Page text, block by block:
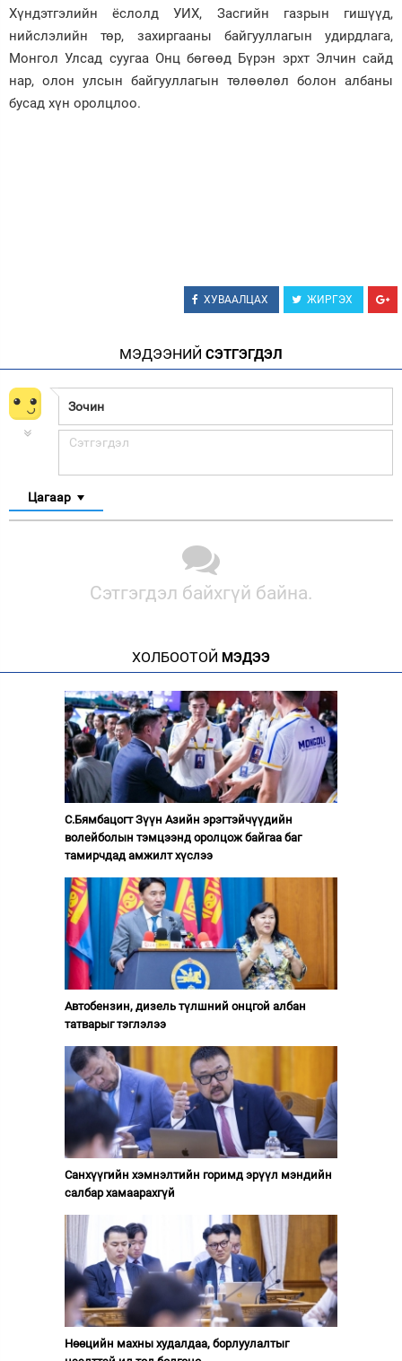
Хүндэтгэлийн ёслолд УИХ, Засгийн газрын гишүүд,
нийслэлийн төр, захиргааны байгууллагын удирдлага,
Монгол Улсад суугаа Онц бөгөөд Бүрэн эрхт Элчин сайд
нар, олон улсын байгууллагын төлөөлөл болон албаны
бусад хүн оролцлоо.
ХУВААЛЦАХ ЖИРГЭХ
МЭДЭЭНИЙ СЭТГЭГДЭЛ
Цагаар
Сэтгэгдэл байхгүй байна.
ХОЛБООТОЙ МЭДЭЭ
С.Бямбацогт Зүүн Азийн эрэгтэйчүүдийн
волейболын тэмцээнд оролцож байгаа баг
тамирчдад амжилт хүслээ
Автобензин, дизель түлшний онцгой албан
татварыг тэглэлээ
Санхүүгийн хэмнэлтийн горимд эрүүл мэндийн
салбар хамаарахгүй
Нөөцийн махны худалдаа, борлуулалтыг